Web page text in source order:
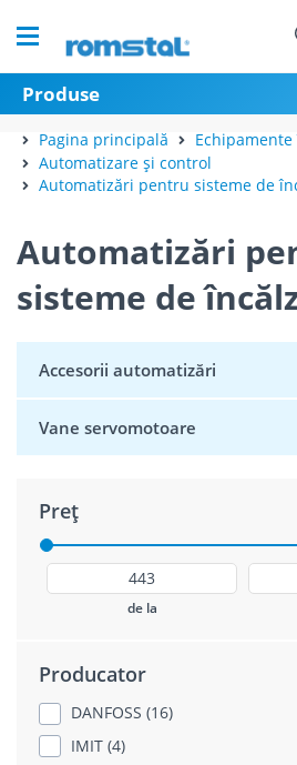
Produse
Pagina principală
Automatizare și control
Automatizări pentru sisteme de
Automatizări
sisteme de
Accesorii automatizări
Vane servomotoare
Preț
de la
Producator
DANFOSS (16)
IMIT (4)